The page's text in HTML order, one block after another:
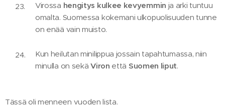
Virossa hengitys kulkee kevyemmin ja arki tuntuu
omalta. Suomessa kokemani ulkopuolisuuden tunne
on enää vain muisto.
Kun heilutan minilippua jossain tapahtumassa, niin
minulla on sekäViron että Suomen liput.
Tässä oli menneen vuoden lista.